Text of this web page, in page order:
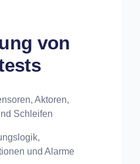
von
Aktoren,
Schleifen
und Alarme